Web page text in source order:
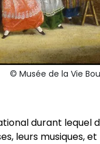
© Musée de la Vie
durant lequel
leurs musiques,